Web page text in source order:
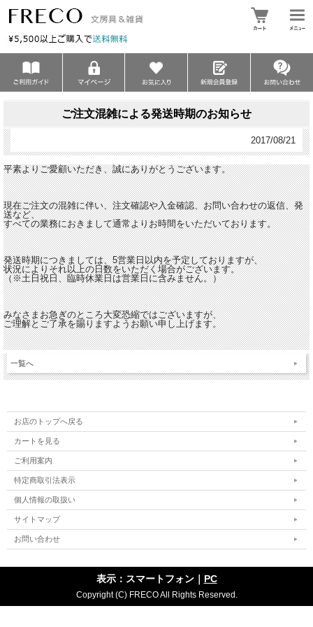
ご注文混雑による発送時期のお知らせ
2017/08/21
平素よりご愛顧いただき、誠にありがとうございます。
現在ご注文の混雑に伴い、注文確認や入金確認、お問い合わせの返信、発
送など、
すべての業務におきまして通常よりお時間をいただいております。
発送時期につきましては、5営業日以内を予定しておりますが、
状況によりそれ以上の日数をいただく場合がございます。
（※土日祝日、臨時休業日は営業日に含みません。）
みなさまお急ぎのところ大変恐縮ではございますが、
ご理解とご了承を賜りますようお願い申し上げます。
一覧へ
お店のトップへ戻る
カートを見る
ご利用案内
特定商取引法表示
個人情報の取扱い
サイトマップ
お問い合わせ
表示：スマートフォン｜ PC
Copyright (C) FRECO All Rights Reserved.